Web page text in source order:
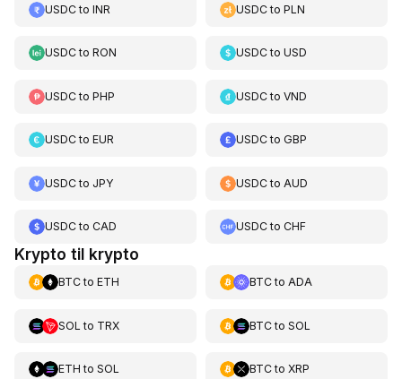
USDCto INR USDCtoPLN
USDCto RON USDCtoUSD
USDCto PHP USDCtoVND
USDCto EUR USDCtoGBP
USDCto JPY USDCto AUD
USDCto CAD USDCtoCHF
Krypto til krypto
BTCto ETH BTCto ADA
SOL to TRX BTCto SOL
ETH to SOL BTCto XRP